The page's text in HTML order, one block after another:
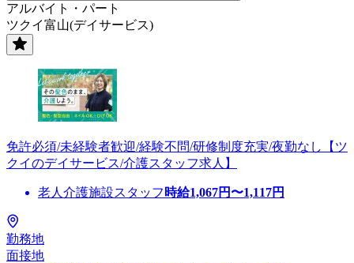
アルバイト・パート
ツクイ富山(デイサービス)
免許必須/未経験者歓迎/経験不問/研修制度充実/夜勤なし【ツ
クイのデイサービス/介護スタッフ求人】
老人介護施設スタッフ 時給1,067円〜1,117円
勤務地
面接地